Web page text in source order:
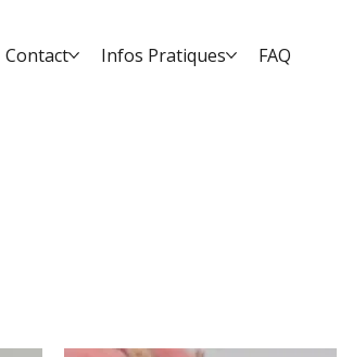
Contact Infos Pratiques FAQ